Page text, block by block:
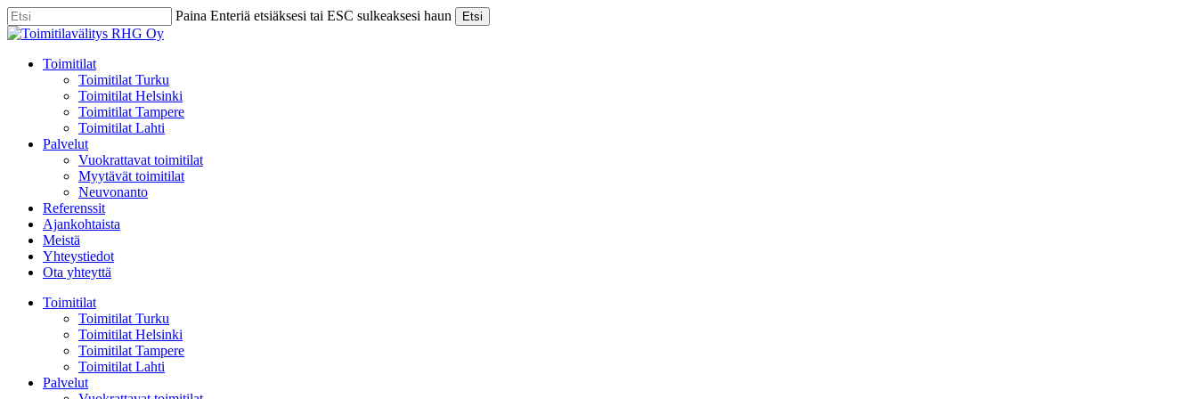
Skip
to
content
Paina Enteriä etsiäksesi tai ESC sulkeaksesi haun Etsi
Close
Menu
Toimitilat
Toimitilat Turku
Toimitilat Helsinki
Toimitilat Tampere
Toimitilat Lahti
Palvelut
Vuokrattavat toimitilat
Myytävät toimitilat
Neuvonanto
Referenssit
Ajankohtaista
Meistä
Yhteystiedot
Ota yhteyttä
Toimitilat
Toimitilat Turku
Toimitilat Helsinki
Toimitilat Tampere
Toimitilat Lahti
Palvelut